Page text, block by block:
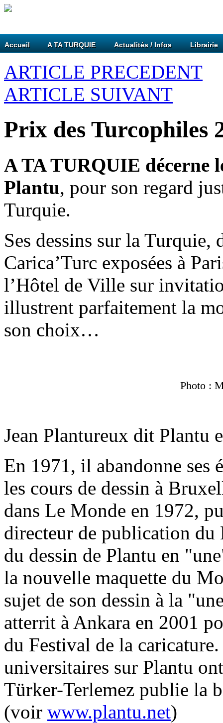
Accueil A TA TURQUIE Actualités / Infos Librairie
ARTICLE PRECEDENT
ARTICLE SUIVANT
Prix des Turcophiles
A TA TURQUIE décerne
Plantu, pour son regard
Turquie.
Ses dessins sur la Turquie,
Carica’Turc exposées à
l’Hôtel de Ville sur
illustrent parfaitement la
son choix…
Photo :
Jean Plantureux dit Plantu
En 1971, il abandonne ses
les cours de dessin à
dans Le Monde en 1972,
directeur de publication
du dessin de Plantu en
la nouvelle maquette du
sujet de son dessin à la
atterrit à Ankara en 2001
du Festival de la caricature.
universitaires sur Plantu
Türker-Terlemez publie la
(voir www.plantu.net)